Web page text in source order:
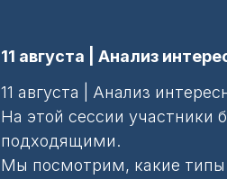
11 августа | Анализ
11 августа | Анализ
На этой сессии участники
подходящими.
Мы посмотрим, какие типы